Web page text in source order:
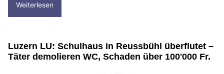
Weiterlesen
Luzern LU: Schulhaus in Reussbühl überflutet –
Täter demolieren WC, Schaden über 100'000 Fr.